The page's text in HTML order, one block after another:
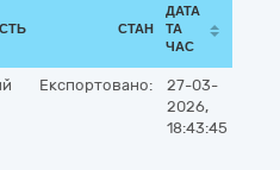
СТАН
ДАТА
ТА
ЧАС
Експортовано:
27-03-
2026,
18:43:45